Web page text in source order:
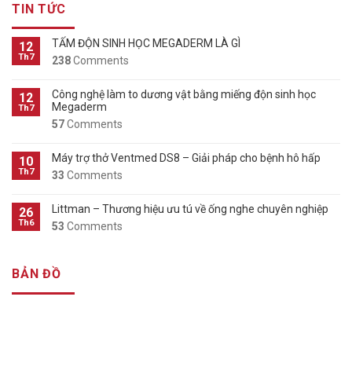
TIN TỨC
12
Th7
TẤM ĐỘN SINH HỌC MEGADERM LÀ GÌ
238Comments
12
Th7
Công nghệ làm to dương vật bằng miếng độn sinh học
Megaderm
57Comments
10
Th7
Máy trợ thở Ventmed DS8 – Giải pháp cho bệnh hô hấp
33 Comments
26
Th6
Littman – Thương hiệu ưu tú về ống nghe chuyên nghiệp
53 Comments
BẢN ĐỒ